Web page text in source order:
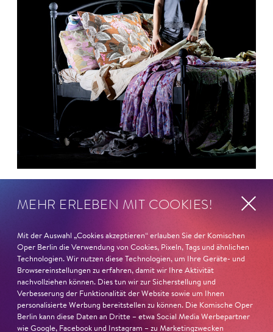
Ambur Braid für DER FAUST
nominiert
Ambur Braid
ist für den Deutschen Theaterpreis DER
FAUST nominiert in der Kategorie »Darsteller:in
Musiktheater«. Ihr eindrucksvolles Rollendebüt als
Katerina Lwowna Ismailowa in Barrie KoskysLady
Macbeth von Mzensk
sei jederzeit authentisch, ziehe das
MEHR ERLEBEN MIT COOKIES!
Mit der Auswahl „Cookies akzeptieren“ erlauben Sie der Komischen
Oper Berlin die Verwendung von Cookies, Pixeln, Tags und ähnlichen
Technologien. Wir nutzen diese Technologien, um Ihre Geräte- und
Browsereinstellungen zu erfahren, damit wir Ihre Aktivität
nachvollziehen können. Dies tun wir zur Sicherstellung und
Verbesserung der Funktionalität der Website sowie um Ihnen
personalisierte Werbung bereitstellen zu können. Die Komische Oper
Berlin kann diese Daten an Dritte – etwa Social Media Werbepartner
wie Google, Facebook und Instagram – zu Marketingzwecken